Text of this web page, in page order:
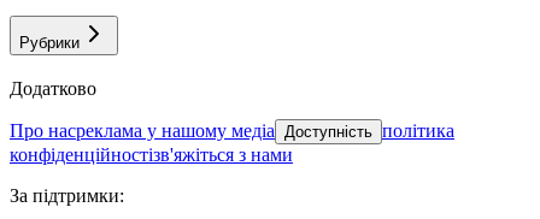
Рубрики
Додатково
про насреклама у нашому медіа Доступність політика
конфіденційностізв'яжіться з нами
За підтримки: